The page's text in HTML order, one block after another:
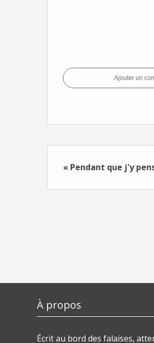
Ajouter un
« Pendant que j'y
À propos
Écrit au bord des falaises,